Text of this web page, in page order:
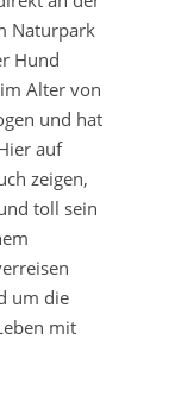
Naturpark
Hund
Alter von
und hat
auf
zeigen,
toll sein
um die
mit